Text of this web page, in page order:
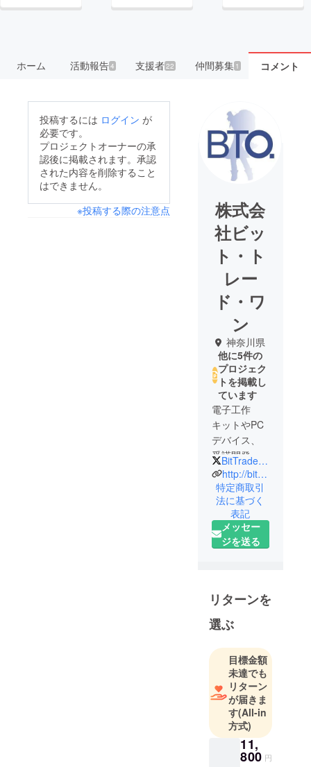
ホーム 活動報告4 支援者 22 仲間募集 1 コメント
投稿するには ログイン が
必要です。
プロジェクトオーナーの承
認後に掲載されます。承認
された内容を削除すること
はできません。
※投稿する際の注意点
株式会
社ビッ
ト・ト
レー
ド・ワ
ン
神奈川県
他に5件の
プロジェク
トを掲載し
ています
電子工作
キットやPC
デバイス、
受諾開発な
どを営む
ハードウェ
アメーカー
です。
BitTradeOne
http://bit-trade-one.co.jp/
特定商取引
法に基づく
表記
メッセー
ジを送る
リターンを
選ぶ
目標金額
未達でも
リターン
が届きま
す(All-in
方式)
11,
800 円